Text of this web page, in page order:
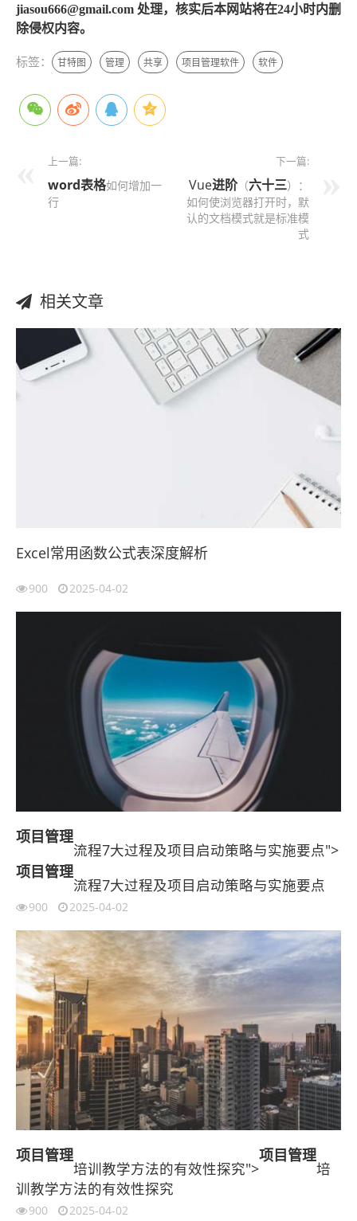
jiasou666@gmail.com 处理，核实后本网站将在24小时内删
除侵权内容。
标签： 甘特图 管理 共享 项目管理软件 软件
上一篇:
word表格如何增加一
行
下一篇:
Vue进阶（六十三）：
如何使浏览器打开时，默
认的文档模式就是标准模
式
相关文章
Excel常用函数公式表深度解析
900 2025-04-02
项目管理
流程7大过程及项目启动策略与实施要点">
项目管理
流程7大过程及项目启动策略与实施要点
900 2025-04-02
项目管理
培训教学方法的有效性探究">
项目管理
培
训教学方法的有效性探究
900 2025-04-02